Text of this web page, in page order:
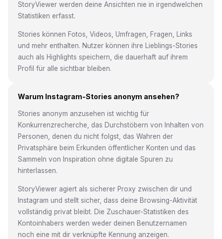
StoryViewer werden deine Ansichten nie in irgendwelchen
Statistiken erfasst.
Stories können Fotos, Videos, Umfragen, Fragen, Links
und mehr enthalten. Nutzer können ihre Lieblings-Stories
auch als Highlights speichern, die dauerhaft auf ihrem
Profil für alle sichtbar bleiben.
Warum Instagram-Stories anonym ansehen?
Stories anonym anzusehen ist wichtig für
Konkurrenzrecherche, das Durchstöbern von Inhalten von
Personen, denen du nicht folgst, das Wahren der
Privatsphäre beim Erkunden öffentlicher Konten und das
Sammeln von Inspiration ohne digitale Spuren zu
hinterlassen.
StoryViewer agiert als sicherer Proxy zwischen dir und
Instagram und stellt sicher, dass deine Browsing-Aktivität
vollständig privat bleibt. Die Zuschauer-Statistiken des
Kontoinhabers werden weder deinen Benutzernamen
noch eine mit dir verknüpfte Kennung anzeigen.